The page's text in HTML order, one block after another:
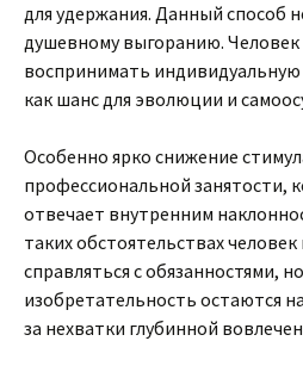
для удержания. Данный способ
душевному выгоранию. Человек
воспринимать индивидуальную
как шанс для эволюции и
Особенно ярко снижение
профессиональной занятости,
отвечает внутренним
таких обстоятельствах
справляться с обязанностями,
изобретательность остаются
за нехватки глубинной